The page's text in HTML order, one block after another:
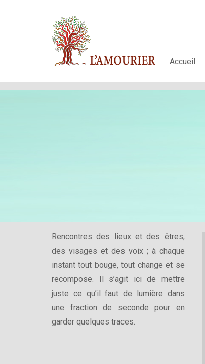
Accueil
Rencontres des lieux et des êtres,
des visages et des voix ; à chaque
instant tout bouge, tout change et se
recompose. Il s’agit ici de mettre
juste ce qu’il faut de lumière dans
une fraction de seconde pour en
garder quelques traces.